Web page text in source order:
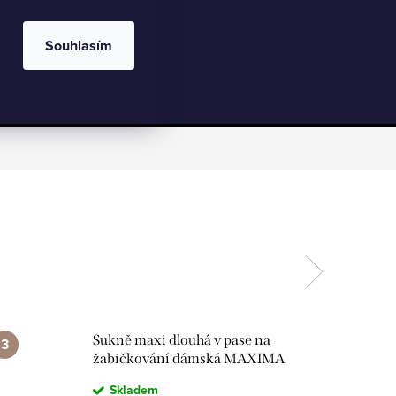
Souhlasím
Velkoobchod
Sukně maxi dlouhá v pase na
žabičkování dámská MAXIMA
Skladem